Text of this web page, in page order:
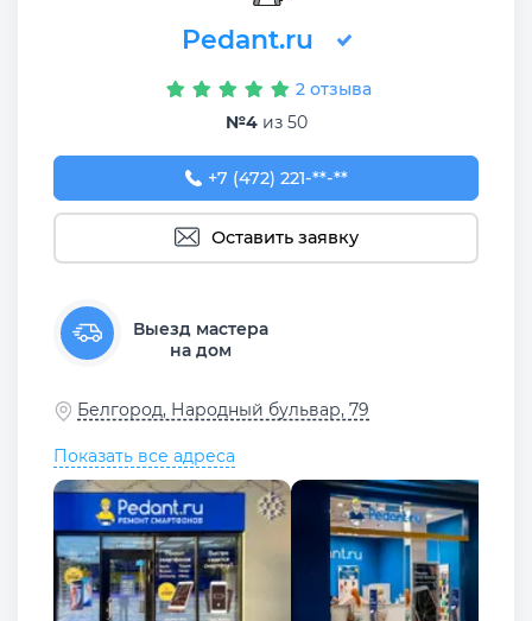
Pedant.ru
2 отзыва
№4из 50
+7 (472) 221-84-50
+7 (472) 221-**-**
Оставить заявку
Выезд мастера
на дом
Белгород, Народный бульвар, 79
Показать все адреса